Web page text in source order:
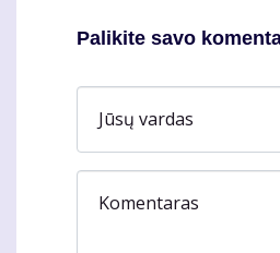
Palikite savo
Jūsų vardas
Komentaras